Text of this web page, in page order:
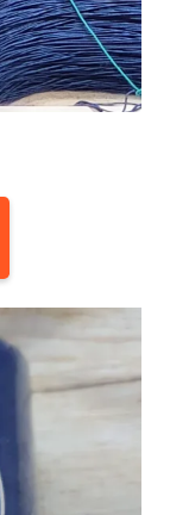
are
mai
multe
variații.